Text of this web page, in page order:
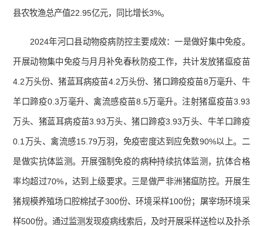
县农牧渔总产值22.95亿元，同比增长3%。
2024年河口县动物疫病防控主要成效：一是做好集中免疫。
开展动物集中免疫与月月补免春秋防疫工作，共计发放猪瘟疫苗
4.2万头份、猪蓝耳病疫苗4.2万头份、猪口蹄疫疫苗8万毫升、牛
羊口蹄疫0.3万毫升、禽流感疫苗8.5万毫升。注射猪瘟疫苗3.93
万头、猪蓝耳病疫苗3.93万头、猪口蹄疫3.93万头、牛羊口蹄疫
0.1万头、禽流感15.79万羽，免疫密度达到应免数90%以上。二
是做实抗体监测。开展强制免疫的病种持续抗体监测，抗体合格
率均超过70%，达到上级要求。三是做严非洲猪瘟防控。开展生
猪规模养殖场口腔棉拭子300份、环境采样100份；屠宰场环境采
样500份。通过监测发现疫病线索后，及时开展采样送检以及扑杀